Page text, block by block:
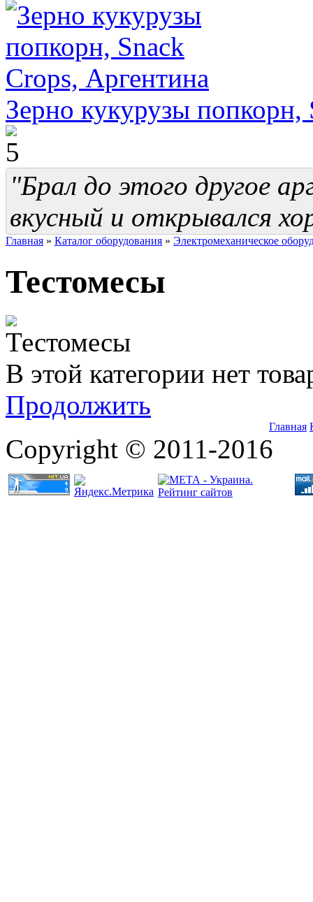
Зерно кукурузы
"Брал до этого другое
вкусный и открывался
Главная » Каталог оборудования » Электромеханическое
Тестомесы
В этой категории нет
Продолжить
Главная
Copyright © 2011-2016